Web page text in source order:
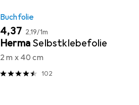
Buchfolie
EUR
4,37 EUR
2,19/1m
Herma Selbstklebefolie
2 m x 40 cm
102